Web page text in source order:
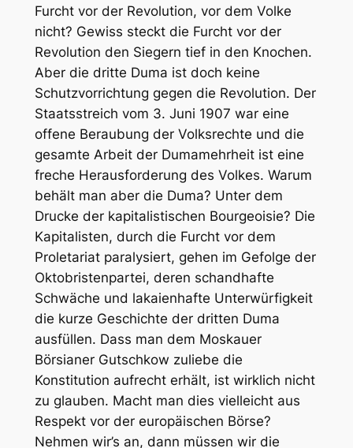
Furcht vor der Revolution, vor dem Volke
nicht? Gewiss steckt die Furcht vor der
Revolution den Siegern tief in den Knochen.
Aber die dritte Duma ist doch keine
Schutzvorrichtung gegen die Revolution. Der
Staatsstreich vom 3. Juni 1907 war eine
offene Beraubung der Volksrechte und die
gesamte Arbeit der Dumamehrheit ist eine
freche Herausforderung des Volkes. Warum
behält man aber die Duma? Unter dem
Drucke der kapitalistischen Bourgeoisie? Die
Kapitalisten, durch die Furcht vor dem
Proletariat paralysiert, gehen im Gefolge der
Oktobristenpartei, deren schandhafte
Schwäche und lakaienhafte Unterwürfigkeit
die kurze Geschichte der dritten Duma
ausfüllen. Dass man dem Moskauer
Börsianer Gutschkow zuliebe die
Konstitution aufrecht erhält, ist wirklich nicht
zu glauben. Macht man dies vielleicht aus
Respekt vor der europäischen Börse?
Nehmen wir’s an, dann müssen wir die